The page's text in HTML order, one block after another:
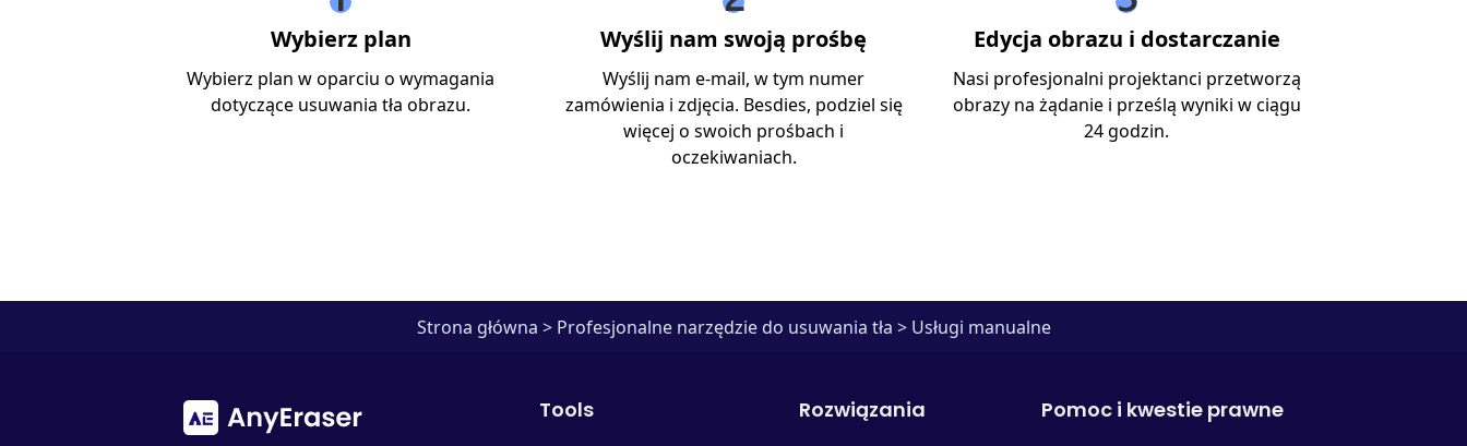
Wybierz plan
Wybierz plan w oparciu o wymagania
dotyczące usuwania tła obrazu.
Wyślij nam swoją prośbę
Wyślij nam e-mail, w tym numer
zamówienia i zdjęcia. Besdies, podziel się
więcej o swoich prośbach i
oczekiwaniach.
Edycja obrazu i dostarczanie
Nasi profesjonalni projektanci przetworzą
obrazy na żądanie i prześlą wyniki w ciągu
24 godzin.
Strona główna > Profesjonalne narzędzie do usuwania tła > Usługi manualne
Tools Rozwiązania Pomoc i kwestie prawne